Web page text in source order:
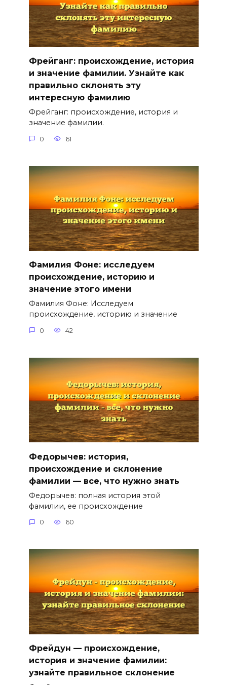
Фрейганг: происхождение, история
и значение фамилии. Узнайте как
правильно склонять эту
интересную фамилию
Фрейганг: происхождение, история и
значение фамилии.
0 61
Фамилия Фоне: исследуем
происхождение, историю и
значение этого имени
Фамилия Фоне: Исследуем
происхождение, историю и значение
0 42
Федорычев: история,
происхождение и склонение
фамилии — все, что нужно знать
Федорычев: полная история этой
фамилии, ее происхождение
0 60
Фрейдун — происхождение,
история и значение фамилии:
узнайте правильное склонение